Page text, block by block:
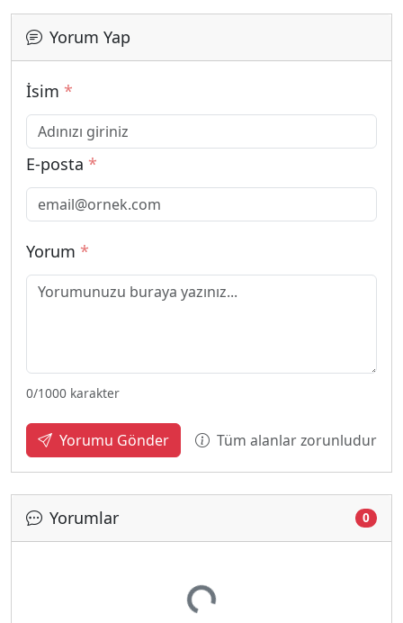
Yorum Yap
İsim *
E-posta *
Yorum *
0/1000 karakter
Yorumu Gönder Tüm alanlar zorunludur
Yorumlar 0
Yükleniyor...